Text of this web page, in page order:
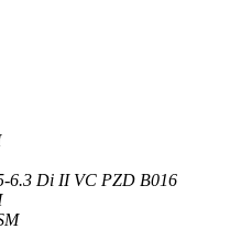
6.3 Di II VC PZD B016